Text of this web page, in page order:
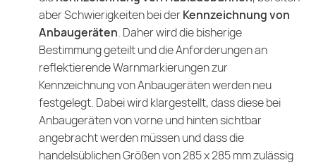
aber Schwierigkeiten bei derKennzeichnung von
Anbaugeräten. Daher wird die bisherige
Bestimmung geteilt und die Anforderungen an
reflektierende Warnmarkierungen zur
Kennzeichnung von Anbaugeräten werden neu
festgelegt. Dabei wird klargestellt, dass diese bei
Anbaugeräten von vorne und hinten sichtbar
angebracht werden müssen und dass die
handelsüblichen Größen von 285 x 285 mm zulässig